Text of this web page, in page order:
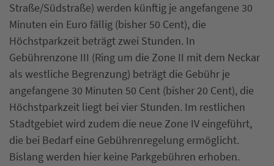
Straße/Südstraße) werden künftig je angefangene 30
Minuten ein Euro fällig (bisher 50 Cent), die
Höchstparkzeit beträgt zwei Stunden. In
Gebührenzone III (Ring um die Zone II mit dem Neckar
als westliche Begrenzung) beträgt die Gebühr je
angefangene 30 Minuten 50 Cent (bisher 20 Cent), die
Höchstparkzeit liegt bei vier Stunden. Im restlichen
Stadtgebiet wird zudem die neue Zone IV eingeführt,
die bei Bedarf eine Gebührenregelung ermöglicht.
Bislang werden hier keine Parkgebühren erhoben.